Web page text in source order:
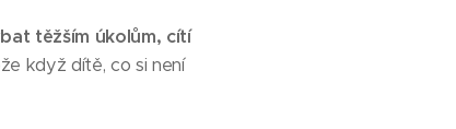
těžším úkolům, cítí
když dítě, co si není